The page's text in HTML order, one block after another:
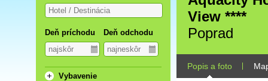
View ****
Poprad
Popis a foto
Deň príchodu Deň odchodu
Vybavenie